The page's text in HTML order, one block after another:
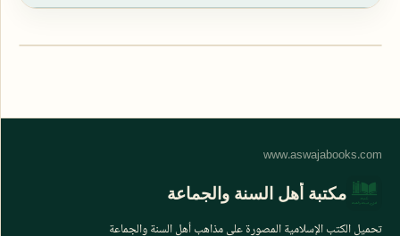
مكتبة أهل السنة والجماعة
تحميل الكتب الإسلامية المصورة على مذاهب أهل السنة والجماعة